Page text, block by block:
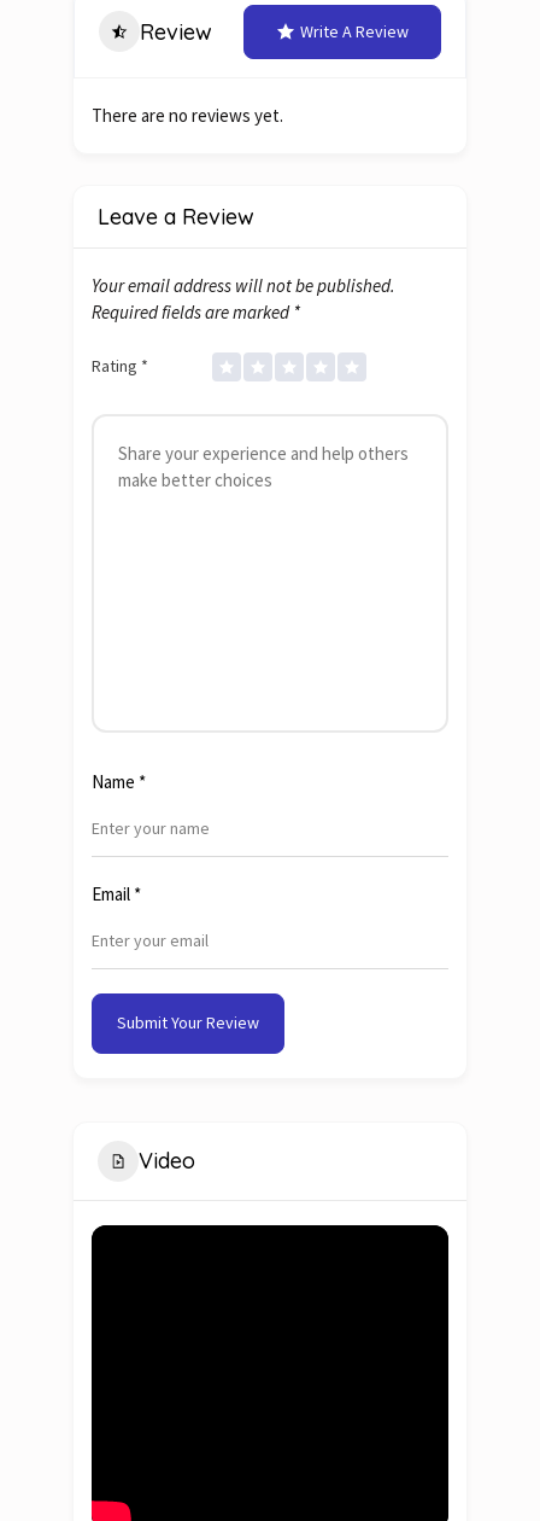
Review Write A Review
There are no reviews yet.
Leave a Review
Your email address will not be published.
Required fields are marked *
Rating *
Name *
Email *
Submit Your Review
Video